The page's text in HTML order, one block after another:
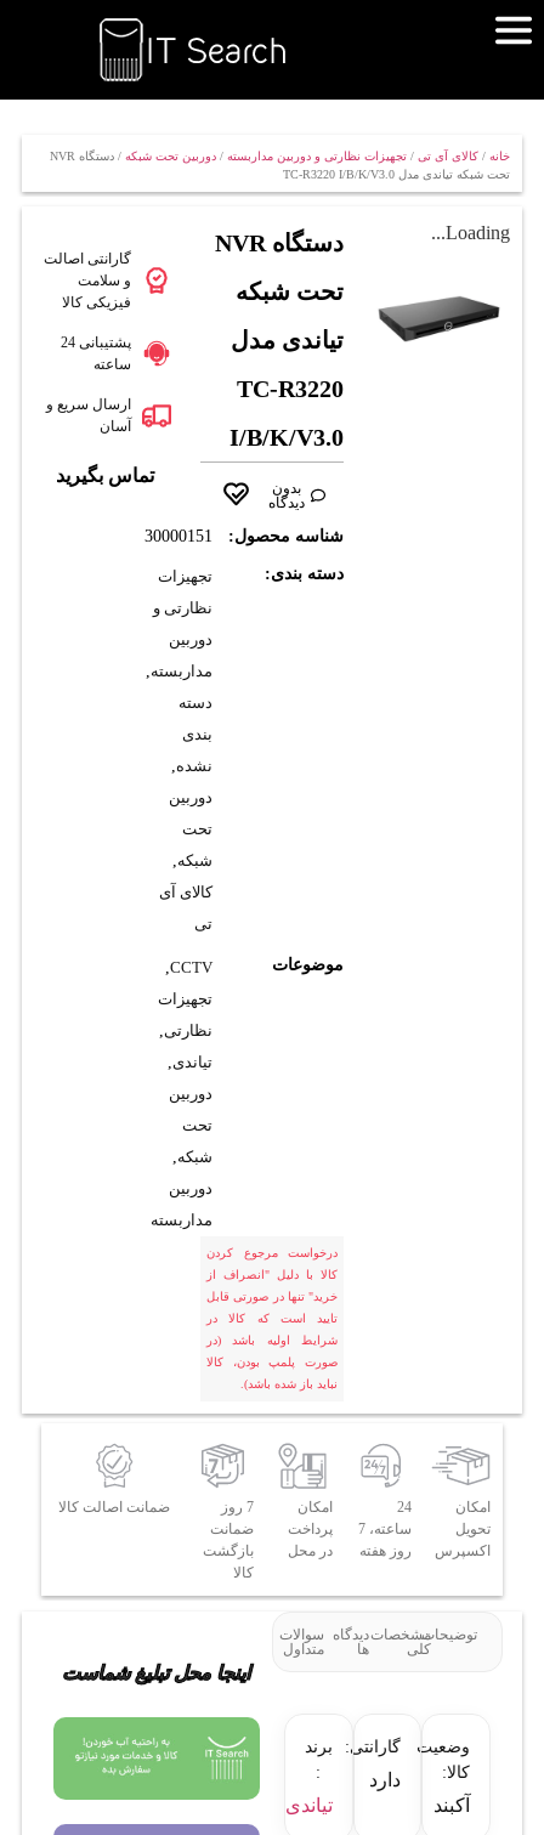
خانه/ کالای آی تی/ تجهیزات نظارتی و دوربین مداربسته/ دوربین تحت شبکه
/ دستگاه NVR
تحت شبکه تیاندی مدل TC-R3220 I/B/K/V3.0
Loading...
دستگاه NVR
تحت شبکه
تیاندی مدل
TC-R3220
I/B/K/V3.0
بدون
دیدگاه
شناسه محصول: 30000151
دسته بندی:
تجهیزات
نظارتی و
دوربین
مداربسته,
دسته
بندی
نشده,
دوربین
تحت
شبکه,
کالای آی
تی
موضوعات CCTV
,
تجهیزات
نظارتی,
تیاندی,
دوربین
تحت
شبکه,
دوربین
مداربسته
درخواست مرجوع کردن
کالا با دلیل "انصراف از
خرید" تنها در صورتی قابل
تایید است که کالا در
شرایط اولیه باشد (در
صورت پلمپ بودن، کالا
نباید باز شده باشد).
گارانتی اصالت
و سلامت
فیزیکی کالا
پشتیبانی 24
ساعته
ارسال سریع و
آسان
تماس بگیرید
امکان
تحویل
اکسپرس
24
ساعته، 7
روز هفته
امکان
پرداخت
در محل
7 روز
ضمانت
بازگشت
کالا
ضمانت اصالت کالا
توضیحاتمشخصات
کلی
دیدگاه
ها
سوالات
متداول
وضعیت
کالا:
آکبند
گارانتی:
دارد
برند
:
تیاندی
اینجا محل تبلیغ شماست